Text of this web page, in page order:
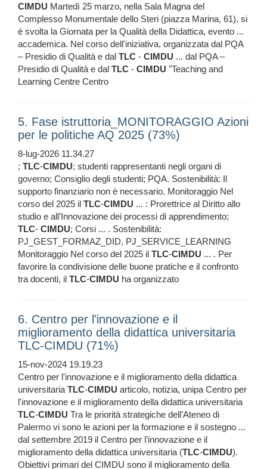
CIMDU Martedì 25 marzo, nella Sala Magna del
Complesso Monumentale dello Steri (piazza Marina, 61), si
è svolta la Giornata per la Qualità della Didattica, evento ...
accademica. Nel corso dell'iniziativa, organizzata dal PQA
– Presidio di Qualità e dal TLC - CIMDU ... dal PQA –
Presidio di Qualità e dal TLC - CIMDU "Teaching and
Learning Centre Centro
5. Fase istruttoria_MONITORAGGIO Azioni
per le politiche AQ 2025 (73%)
8-lug-2026 11.34.27
; TLC-CIMDU; studenti rappresentanti negli organi di
governo; Consiglio degli studenti; PQA. Sostenibilità: Il
supporto finanziario non è necessario. Monitoraggio Nel
corso del 2025 il TLC-CIMDU ... : Prorettrice al Diritto allo
studio e all’Innovazione dei processi di apprendimento;
TLC- CIMDU; Corsi ... . Sostenibilità:
PJ_GEST_FORMAZ_DID, PJ_SERVICE_LEARNING
Monitoraggio Nel corso del 2025 il TLC-CIMDU ... . Per
favorire la condivisione delle buone pratiche e il confronto
tra docenti, il TLC-CIMDU ha organizzato
6. Centro per l'innovazione e il
miglioramento della didattica universitaria
TLC-CIMDU (71%)
15-nov-2024 19.19.23
Centro per l'innovazione e il miglioramento della didattica
universitariaTLC-CIMDU articolo, notizia, unipa Centro per
l'innovazione e il miglioramento della didattica universitaria
TLC-CIMDU Tra le priorità strategiche dell’Ateneo di
Palermo vi sono le azioni per la formazione e il sostegno ...
dal settembre 2019 il Centro per l’innovazione e il
miglioramento della didattica universitaria (TLC-CIMDU).
Obiettivi primari del CIMDU sono il miglioramento della